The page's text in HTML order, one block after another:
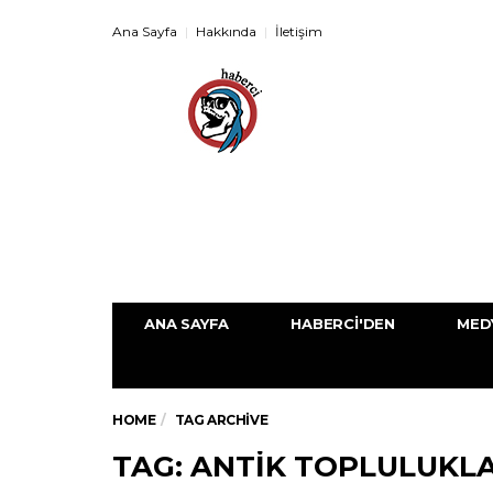
Ana Sayfa Hakkında İletişim
ANA SAYFA HABERCI'DEN
HOME TAG ARCHIVE
TAG: ANTIK